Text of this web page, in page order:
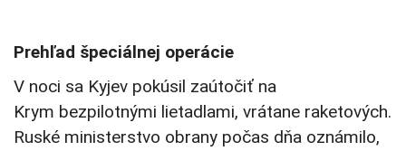
Prehľad špeciálnej operácie
V noci sa Kyjev pokúsil zaútočiť na
Krym bezpilotnými lietadlami, vrátane raketových.
Ruské ministerstvo obrany počas dňa oznámilo,